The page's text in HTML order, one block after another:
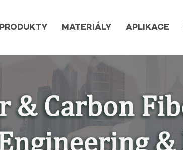
PRODUKTY MATERIÁLY APLIKACE